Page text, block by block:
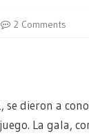
2 Comments
se dieron a
La gala,